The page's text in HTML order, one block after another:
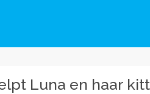
Luna en haar